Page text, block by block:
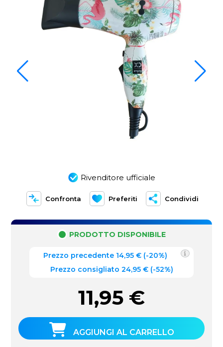
Rivenditore ufficiale
Confronta Preferiti Condividi
PRODOTTO DISPONIBILE
Prezzo precedente 14,95 € (-20%)
Prezzo consigliato 24,95 € (-52%)
11,95 €
AGGIUNGI AL CARRELLO